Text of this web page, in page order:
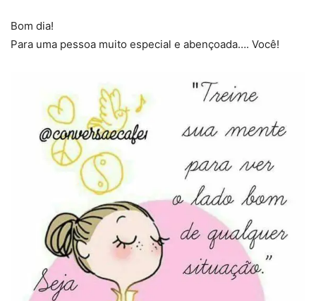
Bom dia!
Para uma pessoa muito especial e abençoada…. Você!